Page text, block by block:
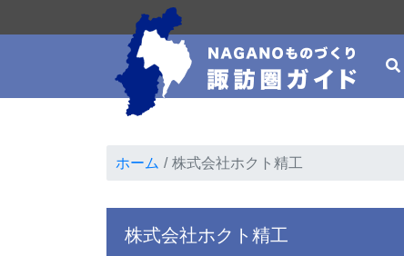
ホーム 株式会社ホクト精工
株式会社ホクト精工